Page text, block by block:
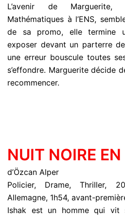
L’avenir de
Mathématiques à l’ENS,
de sa promo, elle termine
exposer devant un parterre
une erreur bouscule toutes
s’effondre. Marguerite décide
recommencer.
NUIT NOIRE
d’Özcan Alper
Policier, Drame, Thriller,
Allemagne, 1h54, avant-
Ishak est un homme qui vit